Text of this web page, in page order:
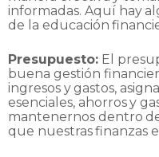
informadas. Aquí hay
de la educación
Presupuesto: El
buena gestión
ingresos y gastos,
esenciales, ahorrosy
mantenernos dentro
que nuestrasfinanzas